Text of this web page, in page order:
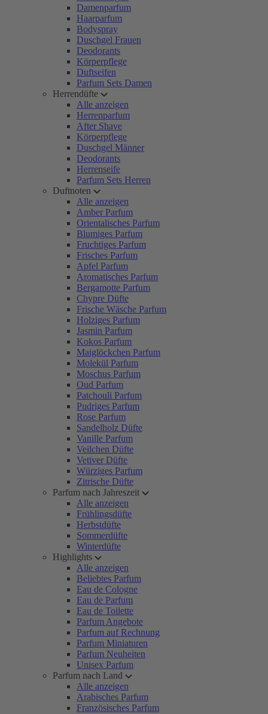
Damenparfum
Haarparfum
Bodyspray
Duschgel Frauen
Deodorants
Körperpflege
Duftseifen
Parfum Sets Damen
Herrendüfte
Alle anzeigen
Herrenparfum
After Shave
Körperpflege
Duschgel Männer
Deodorants
Herrenseife
Parfum Sets Herren
Duftnoten
Alle anzeigen
Amber Parfum
Orientalisches Parfum
Blumiges Parfum
Fruchtiges Parfum
Frisches Parfum
Apfel Parfum
Aromatisches Parfum
Bergamotte Parfum
Chypre Düfte
Frische Wäsche Parfum
Holziges Parfum
Jasmin Parfum
Kokos Parfum
Maiglöckchen Parfum
Molekül Parfum
Moschus Parfum
Oud Parfum
Patchouli Parfum
Pudriges Parfum
Rose Parfum
Sandelholz Düfte
Vanille Parfum
Veilchen Düfte
Vetiver Düfte
Würziges Parfum
Zitrische Düfte
Parfum nach Jahreszeit
Alle anzeigen
Frühlingsdüfte
Herbstdüfte
Sommerdüfte
Winterdüfte
Highlights
Alle anzeigen
Beliebtes Parfum
Eau de Cologne
Eau de Parfum
Eau de Toilette
Parfum Angebote
Parfum auf Rechnung
Parfum Miniaturen
Parfum Neuheiten
Unisex Parfum
Parfum nach Land
Alle anzeigen
Arabisches Parfum
Französisches Parfum